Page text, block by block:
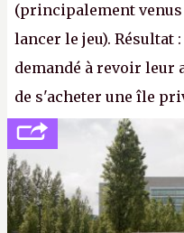
(principalement venus
lancer le jeu). Résultat
demandé à revoir leur
de s'acheter une île
peine 2 000 dollars
cher payé que le
apprendra aux petits
Gabe Newell aussi